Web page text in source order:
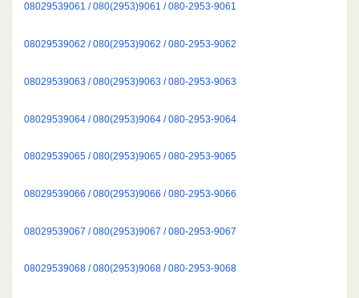
08029539061 / 080(2953)9061 / 080-2953-9061
08029539062 / 080(2953)9062 / 080-2953-9062
08029539063 / 080(2953)9063 / 080-2953-9063
08029539064 / 080(2953)9064 / 080-2953-9064
08029539065 / 080(2953)9065 / 080-2953-9065
08029539066 / 080(2953)9066 / 080-2953-9066
08029539067 / 080(2953)9067 / 080-2953-9067
08029539068 / 080(2953)9068 / 080-2953-9068